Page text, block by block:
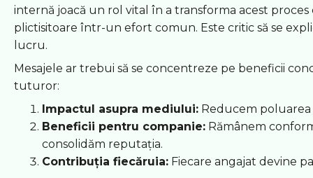
internă joacă un rol vital în a transforma acest
plictisitoare într-un efort comun. Este critic să se
lucru.
Mesajele ar trebui să se concentreze pe beneficii
tuturor:
Impactul asupra mediului: Reducem poluarea
Beneficii pentru companie: Rămânem
consolidăm reputația.
Contribuția fiecăruia: Fiecare angajat devine